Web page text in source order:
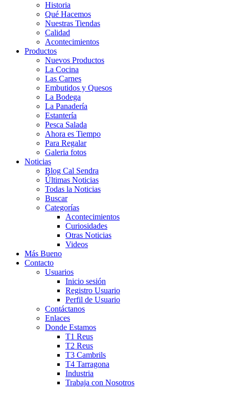
Historia
Qué Hacemos
Nuestras Tiendas
Calidad
Acontecimientos
Productos
Nuevos Productos
La Cocina
Las Carnes
Embutidos y Quesos
La Bodega
La Panadería
Estantería
Pesca Salada
Ahora es Tiempo
Para Regalar
Galeria fotos
Noticias
Blog Cal Sendra
Últimas Noticias
Todas la Noticias
Buscar
Categorías
Acontecimientos
Curiosidades
Otras Noticias
Videos
Más Bueno
Contacto
Usuarios
Inicio sesión
Registro Usuario
Perfil de Usuario
Contáctanos
Enlaces
Donde Estamos
T1 Reus
T2 Reus
T3 Cambrils
T4 Tarragona
Industria
Trabaja con Nosotros